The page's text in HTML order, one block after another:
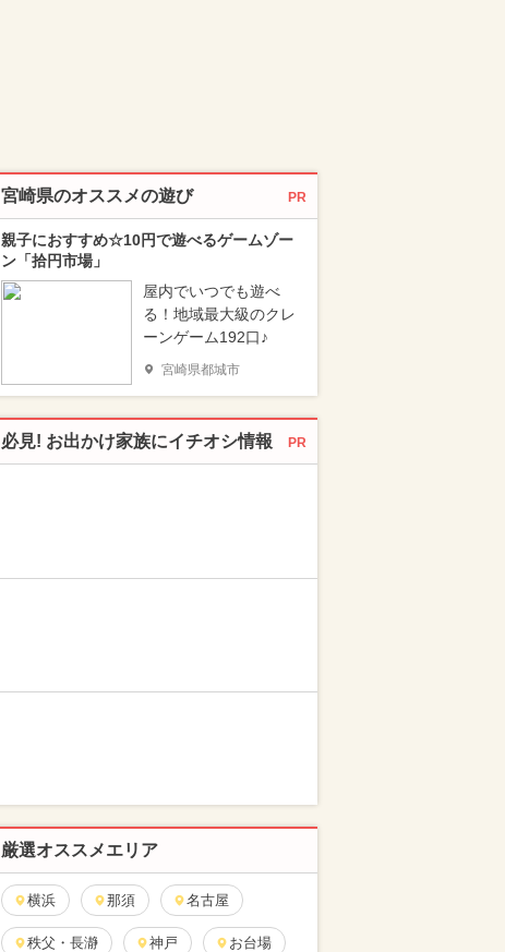
宮崎県のオススメの遊び PR
親子におすすめ☆10円で遊べるゲームゾー
ン「拾円市場」
屋内でいつでも遊べ
る！地域最大級のクレ
ーンゲーム192口♪
宮崎県都城市
必見! お出かけ家族にイチオシ情報 PR
厳選オススメエリア
横浜 那須 名古屋
秩父・長瀞 神戸 お台場